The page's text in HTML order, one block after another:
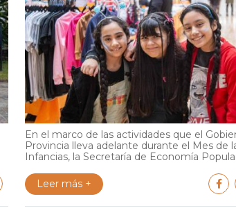
En el marco de las actividades que el
Provincia lleva adelante durante el Mes de
Infancias, la Secretaría de Economía
Leer más +